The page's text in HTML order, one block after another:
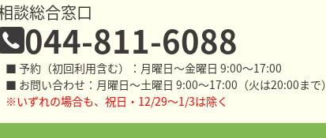
談総合窓口
044-811-6088
■ 予約（初回利用含む）：月曜日～金曜日 9:00～17:00
■ お問い合わせ：月曜日～土曜日 9:00～17:00（火は20:00まで）
※いずれの場合も、祝日・12/29～1/3は除く